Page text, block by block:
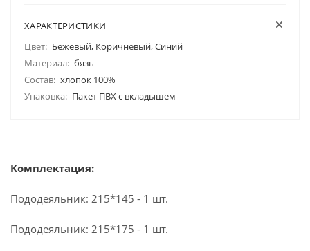
ХАРАКТЕРИСТИКИ
Цвет: Бежевый, Коричневый, Синий
Материал: бязь
Состав: хлопок 100%
Упаковка: Пакет ПВХ с вкладышем
Комплектация:
Пододеяльник: 215*145 - 1 шт.
Пододеяльник: 215*175 - 1 шт.